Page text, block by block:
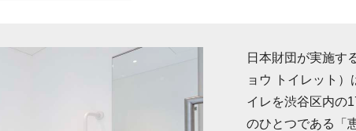
日本財団が実施す
ョウ トイレット
イレを渋谷区内の
のひとつである「